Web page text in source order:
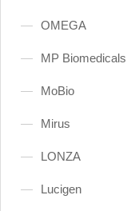
OMEGA
MP Biomedicals
MoBio
Mirus
LONZA
Lucigen